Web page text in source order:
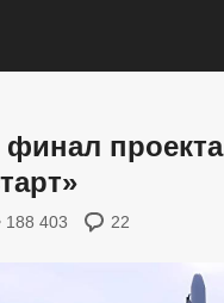
проекта
188 403 22